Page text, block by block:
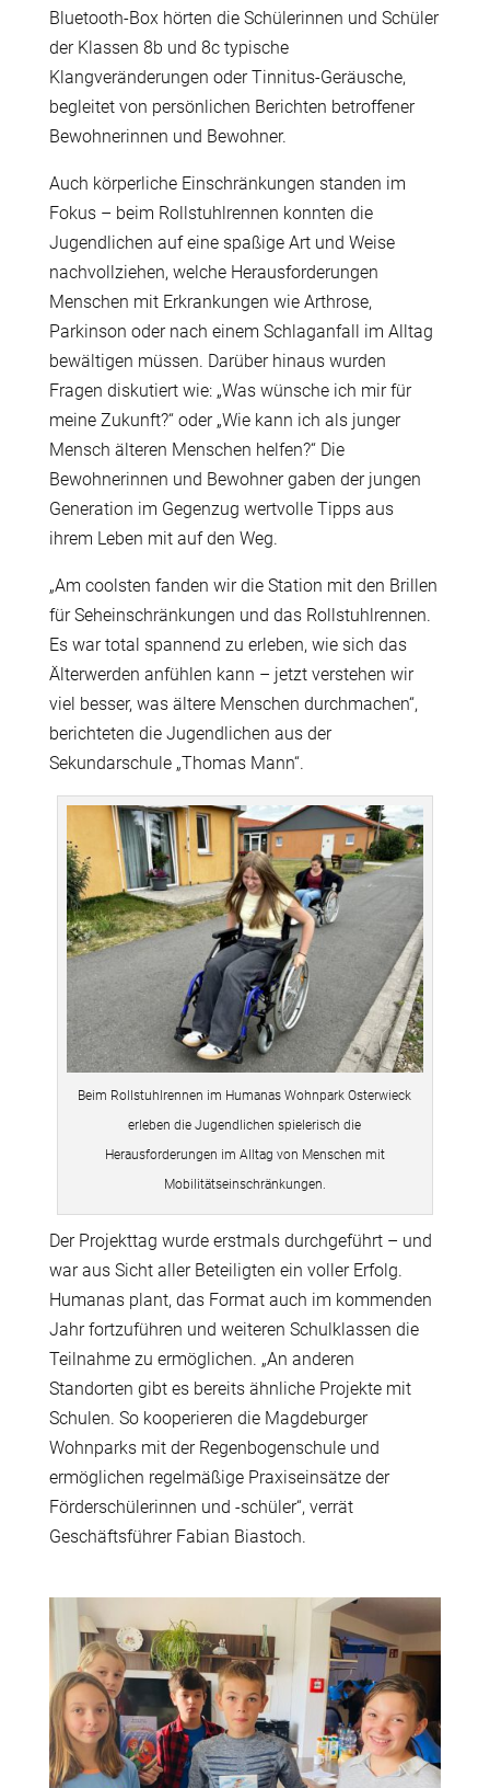
Bluetooth-Box hörten die Schülerinnen und Schüler
der Klassen 8b und 8c typische
Klangveränderungen oder Tinnitus-Geräusche,
begleitet von persönlichen Berichten betroffener
Bewohnerinnen und Bewohner.
Auch körperliche Einschränkungen standen im
Fokus – beim Rollstuhlrennen konnten die
Jugendlichen auf eine spaßige Art und Weise
nachvollziehen, welche Herausforderungen
Menschen mit Erkrankungen wie Arthrose,
Parkinson oder nach einem Schlaganfall im Alltag
bewältigen müssen. Darüber hinaus wurden
Fragen diskutiert wie: „Was wünsche ich mir für
meine Zukunft?“ oder „Wie kann ich als junger
Mensch älteren Menschen helfen?“ Die
Bewohnerinnen und Bewohner gaben der jungen
Generation im Gegenzug wertvolle Tipps aus
ihrem Leben mit auf den Weg.
„Am coolsten fanden wir die Station mit den Brillen
für Seheinschränkungen und das Rollstuhlrennen.
Es war total spannend zu erleben, wie sich das
Älterwerden anfühlen kann – jetzt verstehen wir
viel besser, was ältere Menschen durchmachen“,
berichteten die Jugendlichen aus der
Sekundarschule „Thomas Mann“.
Beim Rollstuhlrennen im Humanas Wohnpark Osterwieck
erleben die Jugendlichen spielerisch die
Herausforderungen im Alltag von Menschen mit
Mobilitätseinschränkungen.
Der Projekttag wurde erstmals durchgeführt – und
war aus Sicht aller Beteiligten ein voller Erfolg.
Humanas plant, das Format auch im kommenden
Jahr fortzuführen und weiteren Schulklassen die
Teilnahme zu ermöglichen. „An anderen
Standorten gibt es bereits ähnliche Projekte mit
Schulen. So kooperieren die Magdeburger
Wohnparks mit der Regenbogenschule und
ermöglichen regelmäßige Praxiseinsätze der
Förderschülerinnen und -schüler“, verrät
Geschäftsführer Fabian Biastoch.